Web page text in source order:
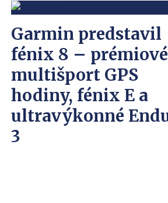
Garmin predstavil
fénix 8 – prémiové
multišport GPS
hodiny, fénix E a
ultravýkonné
3